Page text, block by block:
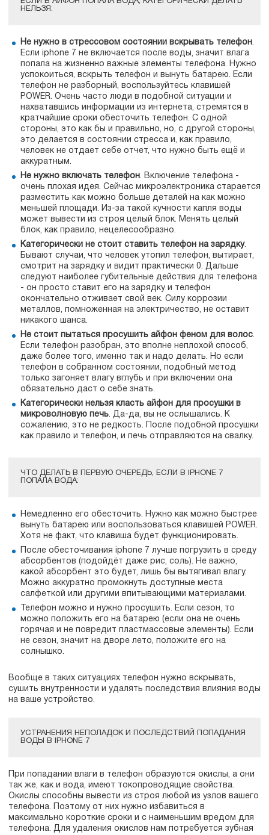
НЕЛЬЗЯ:
Не нужно в стрессовом состоянии вскрывать телефон.
Если iphone 7 не включается после воды, значит влага
попала на жизненно важные элементы телефона. Нужно
успокоиться, вскрыть телефон и вынуть батарею. Если
телефон не разборный, воспользуйтесь клавишей
POWER. Очень часто люди в подобной ситуации и
нахватавшись информации из интернета, стремятся в
кратчайшие сроки обесточить телефон. С одной
стороны, это как бы и правильно, но, с другой стороны,
это делается в состоянии стресса и, как правило,
человек не отдает себе отчет, что нужно быть ещё и
аккуратным.
Не нужно включать телефон. Включение телефона -
очень плохая идея. Сейчас микроэлектроника старается
разместить как можно больше деталей на как можно
меньшей площади. Из-за такой кучности капля воды
может вывести из строя целый блок. Менять целый
блок, как правило, нецелесообразно.
Категорически не стоит ставить телефон на зарядку.
Бывают случаи, что человек утопил телефон, вытирает,
смотрит на зарядку и видит практически 0. Дальше
следуют наиболее губительные действия для телефона
- он просто ставит его на зарядку и телефон
окончательно отживает свой век. Силу коррозии
металлов, помноженная на электричество, не оставит
никакого шанса.
Не стоит пытаться просушить айфон феном для волос.
Если телефон разобран, это вполне неплохой способ,
даже более того, именно так и надо делать. Но если
телефон в собранном состоянии, подобный метод
только загоняет влагу вглубь и при включении она
обязательно даст о себе знать.
Категорически нельзя класть айфон для просушки в
микроволновую печь. Да-да, вы не ослышались. К
сожалению, это не редкость. После подобной просушки
как правило и телефон, и печь отправляются на свалку.
ЧТО ДЕЛАТЬ В ПЕРВУЮ ОЧЕРЕДЬ, ЕСЛИ В IPHONE 7
ПОПАЛА ВОДА:
Немедленно его обесточить. Нужно как можно быстрее
вынуть батарею или воспользоваться клавишей POWER.
Хотя не факт, что клавиша будет функционировать.
После обесточивания iphone 7 лучше погрузить в среду
абсорбентов (подойдёт даже рис, соль). Не важно,
какой абсорбент это будет, лишь бы вытягивал влагу.
Можно аккуратно промокнуть доступные места
салфеткой или другими впитывающими материалами.
Телефон можно и нужно просушить. Если сезон, то
можно положить его на батарею (если она не очень
горячая и не повредит пластмассовые элементы). Если
не сезон, значит на дворе лето, положите его на
солнышко.
Вообще в таких ситуациях телефон нужно вскрывать,
сушить внутренности и удалять последствия влияния воды
на ваше устройство.
УСТРАНЕНИЯ НЕПОЛАДОК И ПОСЛЕДСТВИЙ ПОПАДАНИЯ
ВОДЫ В IPHONE 7
При попадании влаги в телефон образуются окислы, а они
так же, как и вода, имеют токопроводящие свойства.
Окислы способны вывести из строя любой из узлов вашего
телефона. Поэтому от них нужно избавиться в
максимально короткие сроки и с наименьшим вредом для
телефона. Для удаления окислов нам потребуется зубная